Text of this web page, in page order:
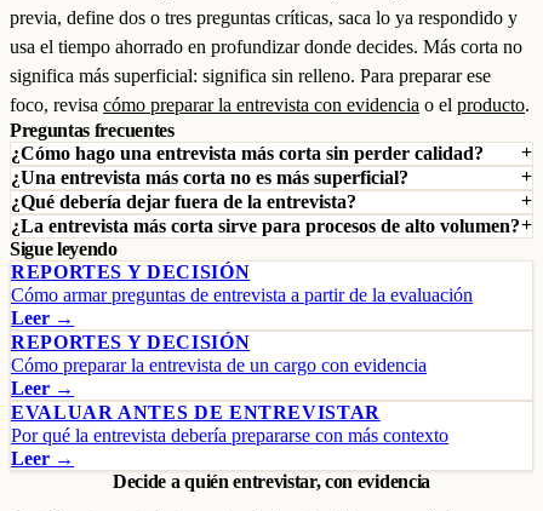
previa, define dos o tres preguntas críticas, saca lo ya respondido y
usa el tiempo ahorrado en profundizar donde decides. Más corta no
significa más superficial: significa sin relleno. Para preparar ese
foco, revisa cómo preparar la entrevista con evidencia o el producto.
Preguntas frecuentes
¿Cómo hago una entrevista más corta sin perder calidad?
¿Una entrevista más corta no es más superficial?
¿Qué debería dejar fuera de la entrevista?
¿La entrevista más corta sirve para procesos de alto volumen?
Sigue leyendo
REPORTES Y DECISIÓN
Cómo armar preguntas de entrevista a partir de la evaluación
Leer →
REPORTES Y DECISIÓN
Cómo preparar la entrevista de un cargo con evidencia
Leer →
EVALUAR ANTES DE ENTREVISTAR
Por qué la entrevista debería prepararse con más contexto
Leer →
Decide a quién entrevistar, con evidencia